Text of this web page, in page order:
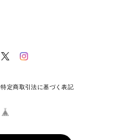
特定商取引法に基づく表記